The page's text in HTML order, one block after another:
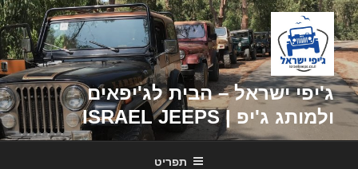
דילוג
לתוכן
ג'יפי ישראל – הבית לג'יפאים
ולמותג ג'יפ | ISRAEL JEEPS
תפריט